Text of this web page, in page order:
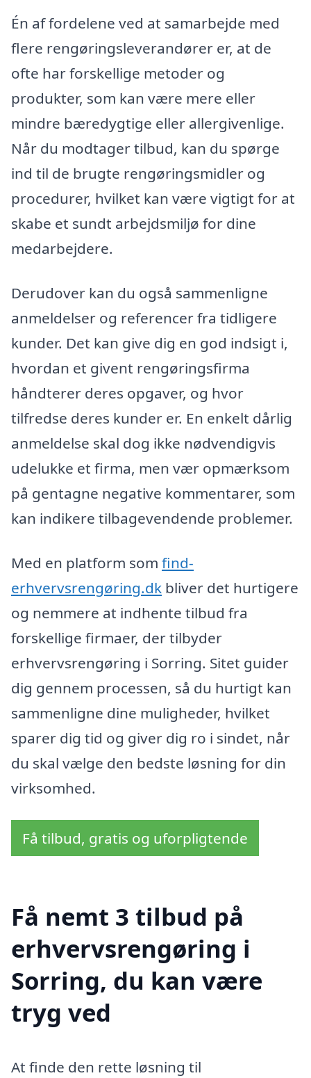
Én af fordelene ved at samarbejde med
flere rengøringsleverandører er, at de
ofte har forskellige metoder og
produkter, som kan være mere eller
mindre bæredygtige eller allergivenlige.
Når du modtager tilbud, kan du spørge
ind til de brugte rengøringsmidler og
procedurer, hvilket kan være vigtigt for at
skabe et sundt arbejdsmiljø for dine
medarbejdere.
Derudover kan du også sammenligne
anmeldelser og referencer fra tidligere
kunder. Det kan give dig en god indsigt i,
hvordan et givent rengøringsfirma
håndterer deres opgaver, og hvor
tilfredse deres kunder er. En enkelt dårlig
anmeldelse skal dog ikke nødvendigvis
udelukke et firma, men vær opmærksom
på gentagne negative kommentarer, som
kan indikere tilbagevendende problemer.
Med en platform som find-
erhvervsrengøring.dk bliver det hurtigere
og nemmere at indhente tilbud fra
forskellige firmaer, der tilbyder
erhvervsrengøring i Sorring. Sitet guider
dig gennem processen, så du hurtigt kan
sammenligne dine muligheder, hvilket
sparer dig tid og giver dig ro i sindet, når
du skal vælge den bedste løsning for din
virksomhed.
Få tilbud, gratis og uforpligtende
Få nemt 3 tilbud på
erhvervsrengøring i
Sorring, du kan være
tryg ved
At finde den rette løsning til